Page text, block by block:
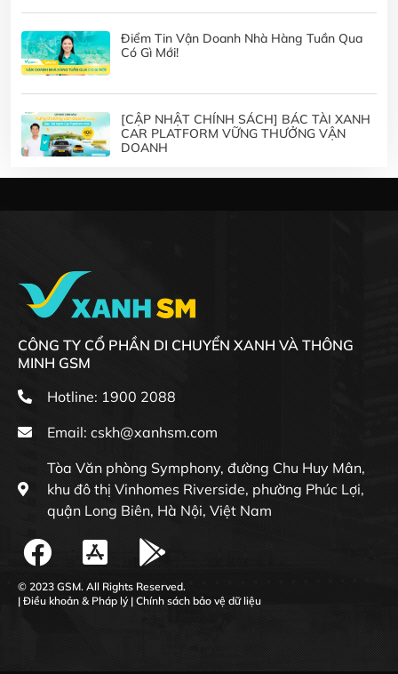
Điểm Tin Vận Doanh Nhà Hàng Tuần Qua
Có Gì Mới!
[CẬP NHẬT CHÍNH SÁCH] BÁC TÀI XANH
CAR PLATFORM VỮNG THƯỞNG VẬN
DOANH
CÔNG TY CỔ PHẦN DI CHUYỂN XANH VÀ THÔNG
MINH GSM
Hotline: 1900 2088
Email: cskh@xanhsm.com
Tòa Văn phòng Symphony, đường Chu Huy Mân,
khu đô thị Vinhomes Riverside, phường Phúc Lợi,
quận Long Biên, Hà Nội, Việt Nam
© 2023 GSM. All Rights Reserved.
| Điều khoản & Pháp lý| Chính sách bảo vệ dữ liệu